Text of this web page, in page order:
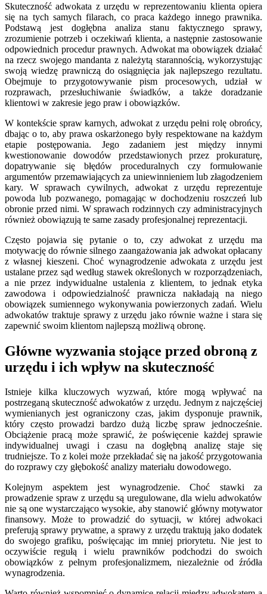
Skuteczność adwokata z urzędu w reprezentowaniu klienta opiera
się na tych samych filarach, co praca każdego innego prawnika.
Podstawą jest dogłębna analiza stanu faktycznego sprawy,
zrozumienie potrzeb i oczekiwań klienta, a następnie zastosowanie
odpowiednich procedur prawnych. Adwokat ma obowiązek działać
na rzecz swojego mandanta z należytą starannością, wykorzystując
swoją wiedzę prawniczą do osiągnięcia jak najlepszego rezultatu.
Obejmuje to przygotowywanie pism procesowych, udział w
rozprawach, przesłuchiwanie świadków, a także doradzanie
klientowi w zakresie jego praw i obowiązków.
W kontekście spraw karnych, adwokat z urzędu pełni rolę obrońcy,
dbając o to, aby prawa oskarżonego były respektowane na każdym
etapie postępowania. Jego zadaniem jest między innymi
kwestionowanie dowodów przedstawionych przez prokuraturę,
dopatrywanie się błędów proceduralnych czy formułowanie
argumentów przemawiających za uniewinnieniem lub złagodzeniem
kary. W sprawach cywilnych, adwokat z urzędu reprezentuje
powoda lub pozwanego, pomagając w dochodzeniu roszczeń lub
obronie przed nimi. W sprawach rodzinnych czy administracyjnych
również obowiązują te same zasady profesjonalnej reprezentacji.
Często pojawia się pytanie o to, czy adwokat z urzędu ma
motywację do równie silnego zaangażowania jak adwokat opłacany
z własnej kieszeni. Choć wynagrodzenie adwokata z urzędu jest
ustalane przez sąd według stawek określonych w rozporządzeniach,
a nie przez indywidualne ustalenia z klientem, to jednak etyka
zawodowa i odpowiedzialność prawnicza nakładają na niego
obowiązek sumiennego wykonywania powierzonych zadań. Wielu
adwokatów traktuje sprawy z urzędu jako równie ważne i stara się
zapewnić swoim klientom najlepszą możliwą obronę.
Główne wyzwania stojące przed obroną z
urzędu i ich wpływ na skuteczność
Istnieje kilka kluczowych wyzwań, które mogą wpływać na
postrzeganą skuteczność adwokatów z urzędu. Jednym z najczęściej
wymienianych jest ograniczony czas, jakim dysponuje prawnik,
który często prowadzi bardzo dużą liczbę spraw jednocześnie.
Obciążenie pracą może sprawić, że poświęcenie każdej sprawie
indywidualnej uwagi i czasu na dogłębną analizę staje się
trudniejsze. To z kolei może przekładać się na jakość przygotowania
do rozprawy czy głębokość analizy materiału dowodowego.
Kolejnym aspektem jest wynagrodzenie. Choć stawki za
prowadzenie spraw z urzędu są uregulowane, dla wielu adwokatów
nie są one wystarczająco wysokie, aby stanowić główny motywator
finansowy. Może to prowadzić do sytuacji, w której adwokaci
preferują sprawy prywatne, a sprawy z urzędu traktują jako dodatek
do swojego grafiku, poświęcając im mniej priorytetu. Nie jest to
oczywiście regułą i wielu prawników podchodzi do swoich
obowiązków z pełnym profesjonalizmem, niezależnie od źródła
wynagrodzenia.